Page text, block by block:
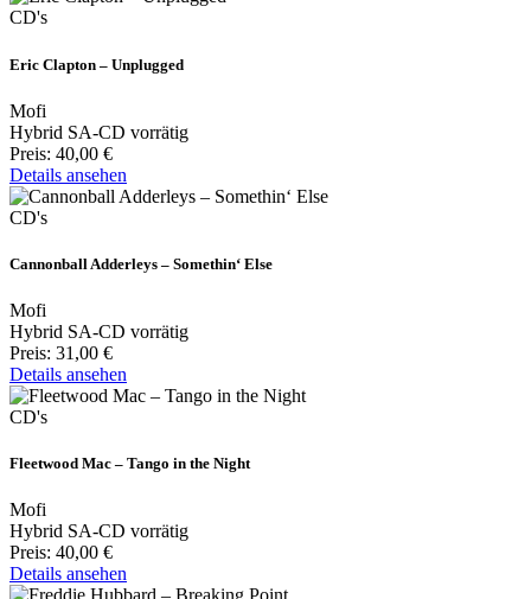
CD's
Eric Clapton – Unplugged
Mofi
Hybrid SA-CD vorrätig
Preis: 40,00 €
Details ansehen
CD's
Cannonball Adderleys – Somethin‘ Else
Mofi
Hybrid SA-CD vorrätig
Preis: 31,00 €
Details ansehen
CD's
Fleetwood Mac – Tango in the Night
Mofi
Hybrid SA-CD vorrätig
Preis: 40,00 €
Details ansehen